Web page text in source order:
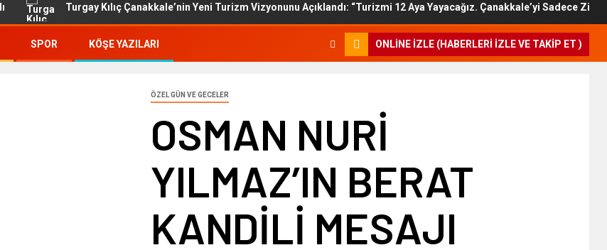
Turgay Kılıç Çanakkale’nin Yeni Turizm Vizyonunu Açıklandı: “Turizmi 12 Aya Yayacağız. Çanakkale’yi Sadece Ziyaret
SPOR KÖŞE YAZILARI ONLINE İZLE (HABERLERI İZLE VE TAKIP ET )
ÖZEL GÜN VE GECELER
OSMAN NURİ
YILMAZ’IN BERAT
KANDİLİ MESAJI